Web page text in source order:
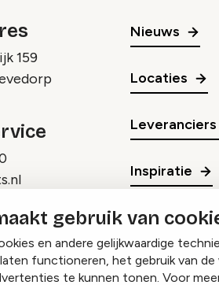
gebruik van
en andere gelijkwaardige
functioneren, het gebruik van de
te kunnen tonen. Voor
159
Nieuws
Locaties
Leveranciers
Inspiratie